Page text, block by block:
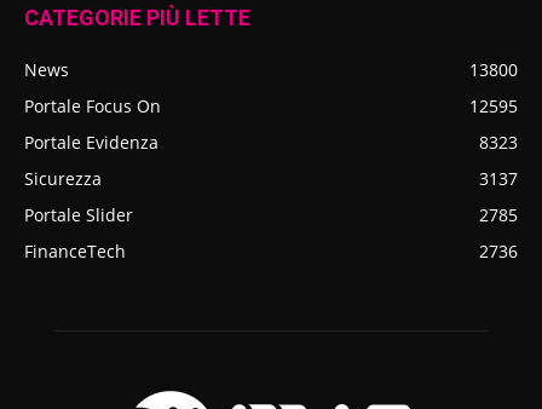
CATEGORIE PIÙ LETTE
News
13800
Portale Focus On
12595
Portale Evidenza
8323
Sicurezza
3137
Portale Slider
2785
FinanceTech
2736